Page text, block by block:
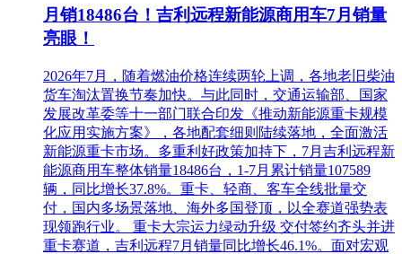
比亚迪纯电动巴士服务新加坡公交线路
比亚迪深耕新加坡市场十余年，自2014年起一直积极参与当地
的绿色交通建设，实现商用车、乘用车等业务的全面开花。今
月销18486台！吉利远程新能源商用车7月销量
亮眼！
2026年7月，随着燃油价格连续两轮上调，各地老旧柴油
货车淘汰置换节奏加快。与此同时，交通运输部、国家
发展改革委等十一部门联合印发《推动新能源重卡规模
化应用实施方案》，各地配套细则陆续落地，全面激活
新能源重卡市场。多重利好政策加持下，7月吉利远程新
能源商用车整体销量18486台，1-7月累计销量107589
辆，同比增长37.8%。重卡、轻商、客车全线批量交
付，国内多场景落地、海外多国登顶，以全赛道强势表
现领跑行业。 重卡大宗运力绿动升级 交付签约齐头并进
重卡赛道，吉利远程7月销量同比增长46.1%。面对宏观